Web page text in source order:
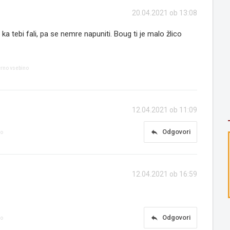
20.04.2021 ob 13:08
tebi fali, pa se nemre napuniti. Boug ti je malo žlico
vsebino
12.04.2021 ob 11:09
reply Odgovori
12.04.2021 ob 16:59
reply Odgovori